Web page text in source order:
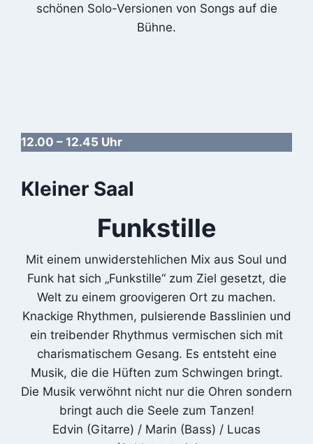
schönen Solo-Versionen von Songs auf die
Bühne.
12.00 – 12.45 Uhr
Kleiner Saal
Funkstille
Mit einem unwiderstehlichen Mix aus Soul und
Funk hat sich „Funkstille“ zum Ziel gesetzt, die
Welt zu einem groovigeren Ort zu machen.
Knackige Rhythmen, pulsierende Basslinien und
ein treibender Rhythmus vermischen sich mit
charismatischem Gesang. Es entsteht eine
Musik, die die Hüften zum Schwingen bringt.
Die Musik verwöhnt nicht nur die Ohren sondern
bringt auch die Seele zum Tanzen!
Edvin (Gitarre) / Marin (Bass) / Lucas